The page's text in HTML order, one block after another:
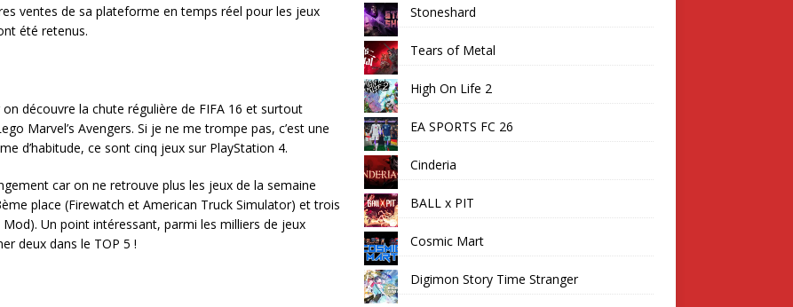
ventes de sa plateforme en temps réel pour les jeux
été retenus.
découvre la chute régulière de FIFA 16 et surtout
Marvel’s Avengers. Si je ne me trompe pas, c’est une
d’habitude, ce sont cinq jeux sur PlayStation 4.
car on ne retrouve plus les jeux de la semaine
place (Firewatch et American Truck Simulator) et trois
Un point intéressant, parmi les milliers de jeux
deux dans le TOP 5 !
Stoneshard
Tears of Metal
High On Life 2
EA SPORTS FC 26
Cinderia
BALL x PIT
Cosmic Mart
Digimon Story Time Stranger